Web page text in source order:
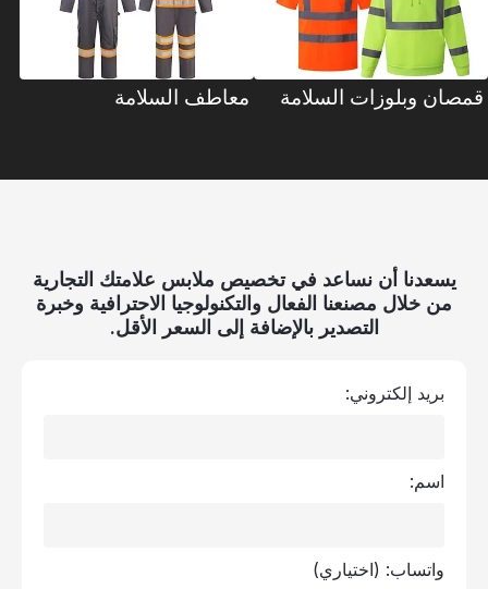
قمصان وبلوزات السلامة معاطف السلامة
يسعدنا أن نساعد في تخصيص ملابس علامتك التجارية
من خلال مصنعنا الفعال والتكنولوجيا الاحترافية وخبرة
التصدير بالإضافة إلى السعر الأقل.
بريد إلكتروني:
اسم:
واتساب: (اختياري)